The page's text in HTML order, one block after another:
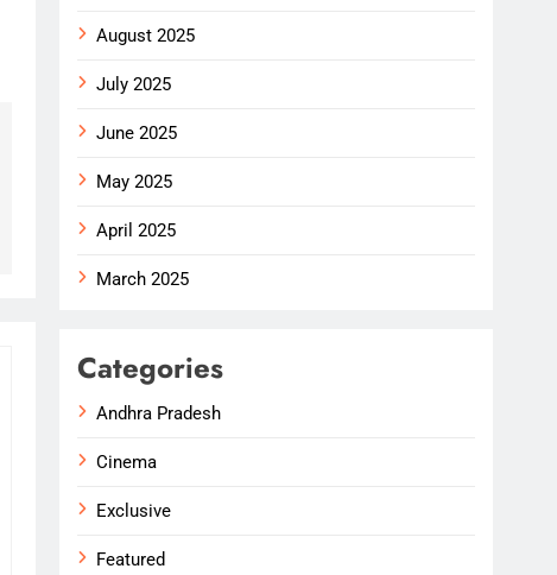
August 2025
July 2025
June 2025
May 2025
April 2025
March 2025
Categories
Andhra Pradesh
Cinema
Exclusive
Featured